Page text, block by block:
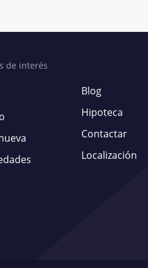
de interés
Blog
Hipoteca
Contactar
Localización